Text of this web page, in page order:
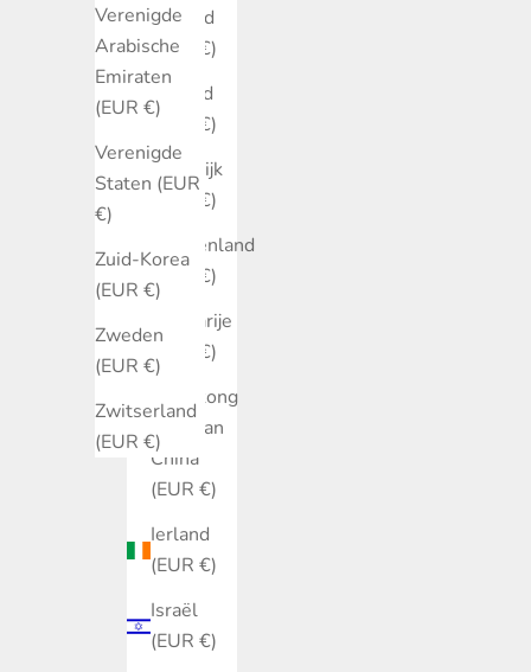
Verenigde
Arabische
Emiraten
(EUR €)
Verenigde
Staten (EUR
€)
Zuid-Korea
(EUR €)
Zweden
(EUR €)
Zwitserland
(EUR €)
Estland
(EUR €)
Finland
(EUR €)
Frankrijk
(EUR €)
Griekenland
(EUR €)
Hongarije
(EUR €)
Hongkong
SAR van
China
(EUR €)
Ierland
(EUR €)
Israël
(EUR €)